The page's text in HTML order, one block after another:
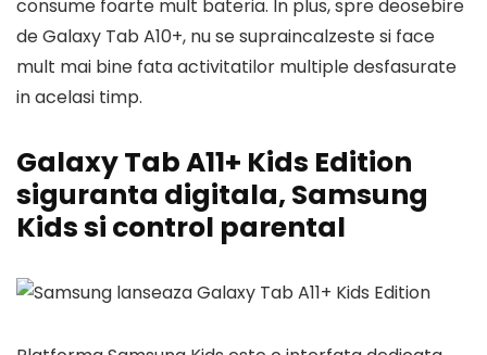
consume foarte mult bateria. In plus, spre deosebire
de Galaxy Tab A10+, nu se supraincalzeste si face
mult mai bine fata activitatilor multiple desfasurate
in acelasi timp.
Galaxy Tab A11+ Kids Edition
siguranta digitala, Samsung
Kids si control parental